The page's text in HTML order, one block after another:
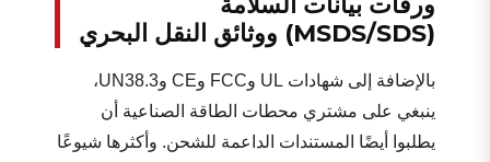
(MSDS/SDS) ووثائق النقل البحري
بالإضافة إلى شهادات UL وFCC وCE وUN38.3،
ينبغي على مشتري محطات الطاقة الصناعية أن
يطلبوا أيضًا المستندات الداعمة للشحن. وأكثرها شيوعًا